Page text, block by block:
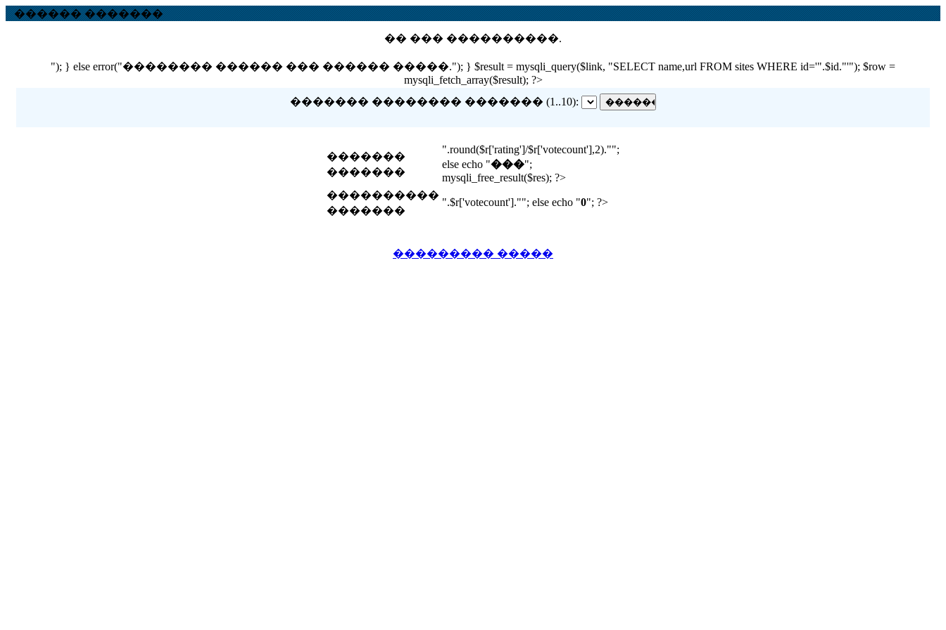
������ �������
�� ��� ����������.
"); } else error("�������� ������ ��� ������ �����."); } $result = mysqli_query($link, "SELECT name,url FROM sites WHERE id='".$id."'"); $row =
mysqli_fetch_array($result); ?>
������� �������� ������� (1..10):
�������
�������
".round($r['rating']/$r['votecount'],2)."";
else echo "���";
mysqli_free_result($res); ?>
����������
�������
".$r['votecount'].""; else echo "0"; ?>
��������� �����